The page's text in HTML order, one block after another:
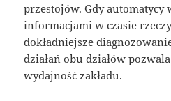
przestojów. Gdy automatycy
informacjami w czasie
dokładniejsze
działań obu działów
wydajność zakładu.